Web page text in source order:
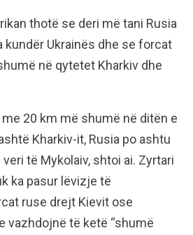
thotë se deri më tani Rusia
kundër Ukrainës dhe se forcat
në qytetet Kharkiv dhe
me 20 km më shumë në ditën e
Kharkiv-it, Rusia po ashtu
të Mykolaiv, shtoi ai. Zyrtari
ka pasur lëvizje të
ruse drejt Kievit ose
vazhdojnë të ketë “shumë